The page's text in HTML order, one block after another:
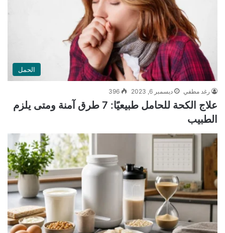
الحمل
رغد مطفي ديسمبر 6, 2023 396
علاج الكحة للحامل طبيعيًا: 7 طرق آمنة ومتى يلزم
الطبيب